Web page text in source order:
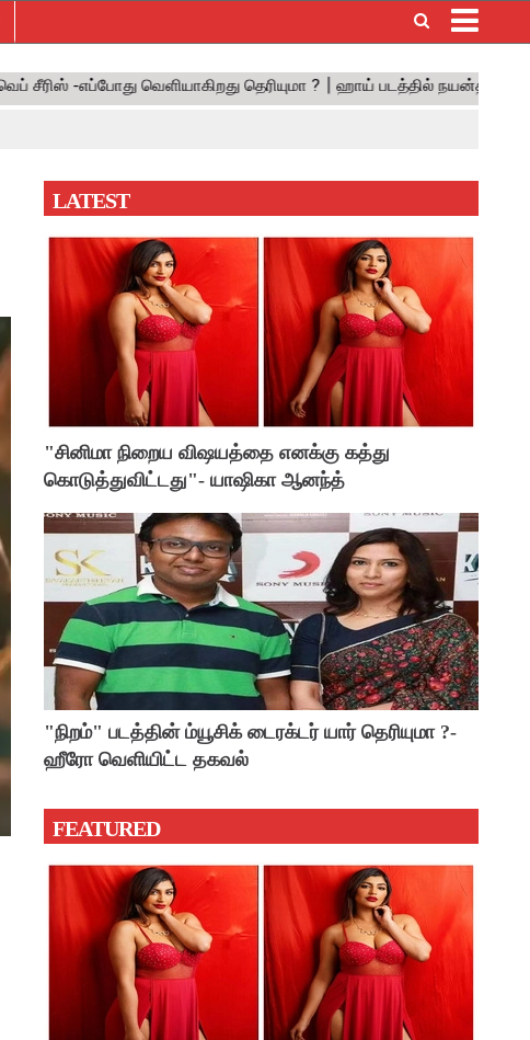
LATEST
"சினிமா நிறைய விஷயத்தை எனக்கு கத்து
கொடுத்துவிட்டது"- யாஷிகா ஆனந்த்
"நிறம்" படத்தின் ம்யூசிக் டைரக்டர் யார் தெரியுமா ?-
ஹீரோ வெளியிட்ட தகவல்
FEATURED